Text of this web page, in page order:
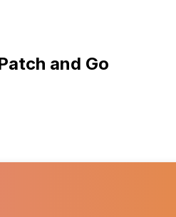
and Go